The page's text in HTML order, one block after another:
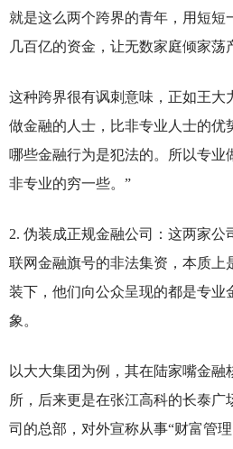
就是这么两个跨界的青年，用短短
几百亿的资金，让无数家庭倾家荡
这种跨界很有讽刺意味，正如王大
做金融的人士，比非专业人士的优
哪些金融行为是犯法的。所以专业
非专业的穷一些。”
2. 伪装成正规金融公司：这两家公
联网金融旗号的非法集资，本质上
装下，他们向公众呈现的都是专业
象。
以大大集团为例，其在陆家嘴金融
所，后来更是在张江高科的长泰广
司的总部，对外宣称从事“财富管